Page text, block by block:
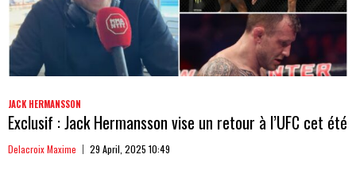
JACK HERMANSSON
Exclusif : Jack Hermansson vise un retour à l’UFC cet été
Delacroix Maxime 29 April, 2025 10:49